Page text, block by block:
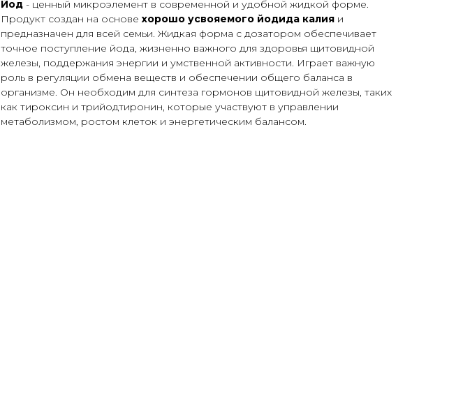
Йод - ценный микроэлемент в современной и удобной жидкой форме.
Продукт создан на основе хорошо усвояемого йодида калия и
предназначен для всей семьи. Жидкая форма с дозатором обеспечивает
точное поступление йода, жизненно важного для здоровья щитовидной
железы, поддержания энергии и умственной активности. Играет важную
роль в регуляции обмена веществ и обеспечении общего баланса в
организме. Он необходим для синтеза гормонов щитовидной железы, таких
как тироксин и трийодтиронин, которые участвуют в управлении
метаболизмом, ростом клеток и энергетическим балансом.